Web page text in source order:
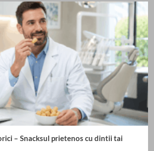
rapid de simboluri speciale la păcănele
începători
zilei: ce este și de ce nu ar trebui să fie
ta strategie
– Snacksul prietenos cu dintii tai